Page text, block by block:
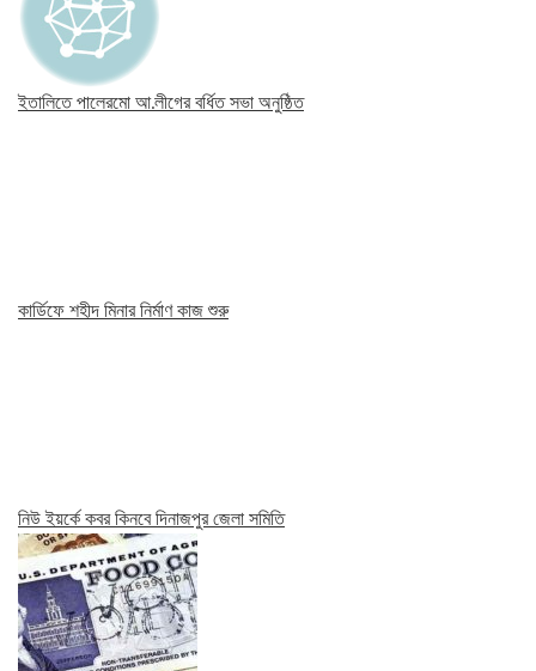
ইতালিতে পালেরমো আ.লীগের বর্ধিত সভা অনুষ্ঠিত
কার্ডিফে শহীদ মিনার নির্মাণ কাজ শুরু
নিউ ইয়র্কে কবর কিনবে দিনাজপুর জেলা সমিতি